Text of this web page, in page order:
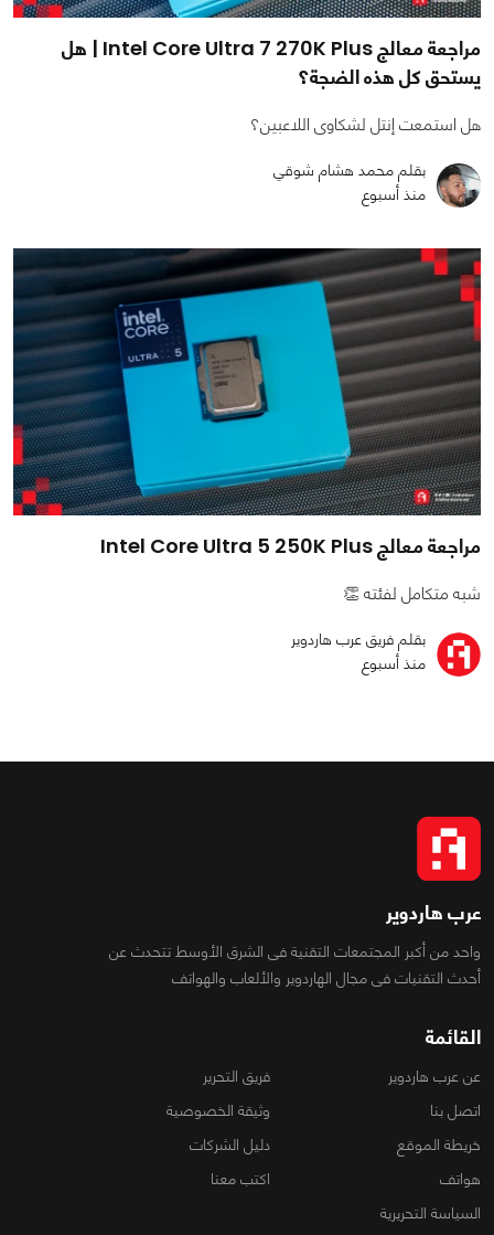
مراجعة معالج Intel Core Ultra 7 270K Plus | هل
يستحق كل هذه الضجة؟
هل استمعت إنتل لشكاوى اللاعبين؟
بقلم محمد هشام شوقي
منذ أسبوع
مراجعة معالج Intel Core Ultra 5 250K Plus
شبه متكامل لفئته 👏
بقلم فريق عرب هاردوير
منذ أسبوع
عرب هاردوير
واحد من أكبر المجتمعات التقنية فى الشرق الأوسط تتحدث عن
أحدث التقنيات فى مجال الهاردوير والألعاب والهواتف
القائمة
عن عرب هاردوير
فريق التحرير
اتصل بنا
وثيقة الخصوصية
خريطة الموقع
دليل الشركات
هواتف
اكتب معنا
السياسة التحريرية